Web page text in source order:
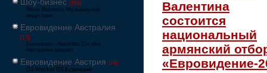
[564]
Show Business Музыкальная
индустрия
Евровидение Австралия
[17]
Eurovision – Australia Decides
Австралия решает
Евровидение Австрия [24]
Ö3-Wecker Ö3 Будильник
Валентина
состоится
национальный
армянский
«Евровидение-